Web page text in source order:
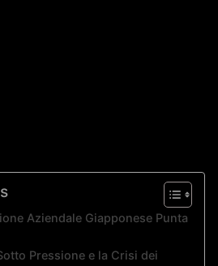
Aziendale Giapponese Punta
Pressione e la Crisi dei